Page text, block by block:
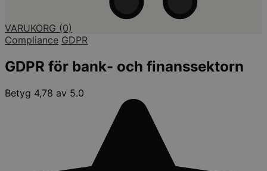
VARUKORG (0)
Compliance GDPR
GDPR för bank- och finanssektorn
Betyg 4,78 av 5.0